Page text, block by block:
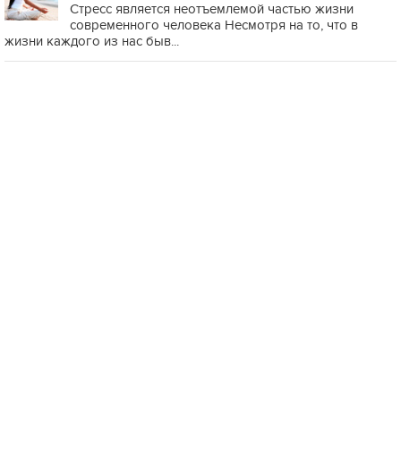
Стресс является неотъемлемой частью жизни
современного человека Несмотря на то, что в
жизни каждого из нас быв...